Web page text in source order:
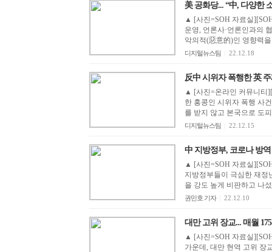
美 공화당... “中, 다양한
▲ [사진=SOH 자료실
운영, 언론사·언론인과의
악의적(惡意的)인 영향력
디지털뉴스팀 22.12.18
反中 시위자 폭행한 英
▲ [사진=온라인 커뮤니티
한 홍콩인 시위자 폭행 사
를 받지 않고 본국으로 도
디지털뉴스팀 22.12.15
中 지방정부, 코로나 방
▲ [사진=SOH 자료실
지방정부들이 극심한 재정
을 강도 높게 비판하고 나
권민호 기자 22.12.10
대만 고위 장교... 매월
▲ [사진=SOH 자료실
가운데, 대만 현역 고위 장